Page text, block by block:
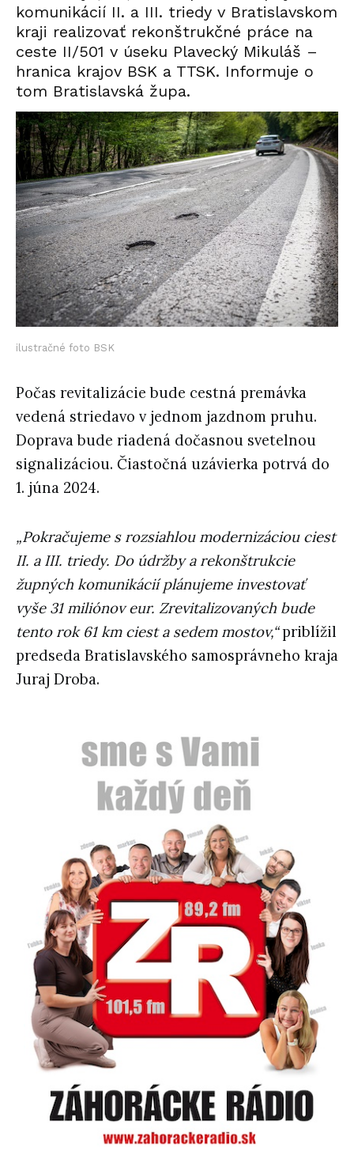
komunikácií II. a III. triedy v Bratislavskom
kraji realizovať rekonštrukčné práce na
ceste II/501 v úseku Plavecký Mikuláš –
hranica krajov BSK a TTSK. Informuje o
tom Bratislavská župa.
ilustračné foto BSK
Počas revitalizácie bude cestná premávka
vedená striedavo v jednom jazdnom pruhu.
Doprava bude riadená dočasnou svetelnou
signalizáciou. Čiastočná uzávierka potrvá do
1. júna 2024.
„Pokračujeme s rozsiahlou modernizáciou ciest
II. a III. triedy. Do údržby a rekonštrukcie
župných komunikácií plánujeme investovať
vyše 31 miliónov eur. Zrevitalizovaných bude
tento rok 61 km ciest a sedem mostov,“priblížil
predseda Bratislavského samosprávneho kraja
Juraj Droba.